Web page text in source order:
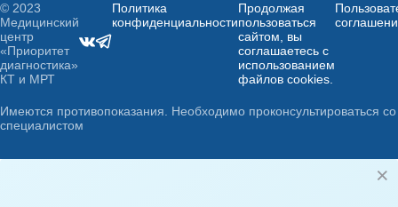
© 2023
Медицинский
центр
«Приоритет
диагностика»
КТ и МРТ
Политика
конфиденциальности
Продолжая
пользоваться
сайтом, вы
соглашаетесь с
использованием
файлов cookies.
Имеются противопоказания. Необходимо проконсультироваться со
специалистом